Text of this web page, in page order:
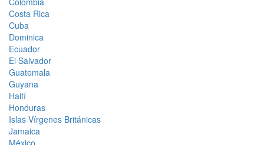
Costa Rica
Cuba
Dominica
Ecuador
El Salvador
Guatemala
Guyana
Haití
Honduras
Islas Vírgenes Británicas
Jamaica
México